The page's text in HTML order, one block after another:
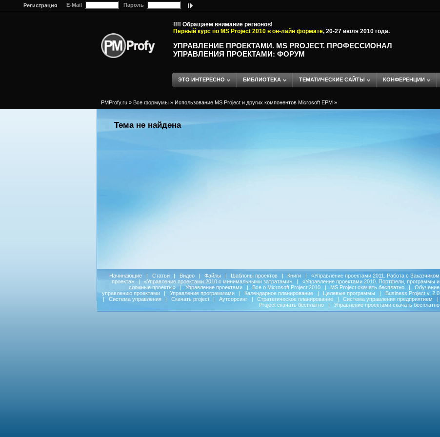
Регистрация E-Mail Пароль
!!!! Обращаем внимание регионов!
Первый курс по MS Project 2010 в он-лайн формате, 20-27 июля 2010 года.
УПРАВЛЕНИЕ ПРОЕКТАМИ. MS PROJECT. ПРОФЕССИОНАЛ
УПРАВЛЕНИЯ ПРОЕКТАМИ: ФОРУМ
ЭТО ИНТЕРЕСНО БИБЛИОТЕКА ТЕМАТИЧЕСКИЕ САЙТЫ КОНФЕРЕНЦИИ
PMProfy.ru » Все формумы » Использование MS Project и других компонентов Microsoft EPM »
Тема не найдена
Начинающие | Статьи | Видео | Файлы | Шаблоны проектов | Книги |
«Управление проектами 2011. Работа с Заказчиком
проекта»
| «Управление проектами 2010 с минимальными затратами» |
«Управление проектами 2010. Портфели, программы и
сложные проекты»
| Управление проектами | Все о Microsoft Project 2010 | MS Project скачать бесплатно |
Обучение
управлению проектами
| Управление программами | Календарное планирование | Целевые программы |
Business Project v. 2.0
|
Система управления | Скачать project | Аутсорсинг | Стратегическое планирование | Система управления предприятием
|
Project скачать бесплатно
| Управление проектами скачать бесплатно